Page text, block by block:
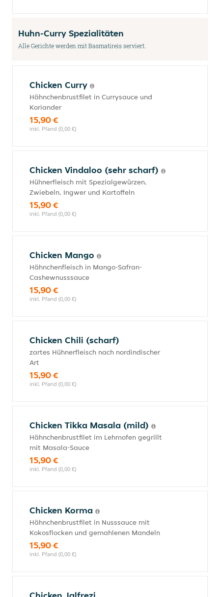
Huhn-Curry Spezialitäten
Alle Gerichte werden mit Basmatireis serviert.
Chicken Curry
Hähnchenbrustfilet in Currysauce und
Koriander
15,90 €
inkl. Pfand (0,00 €)
Chicken Vindaloo (sehr scharf)
Hühnerfleisch mit Spezialgewürzen,
Zwiebeln, Ingwer und Kartoffeln
15,90 €
inkl. Pfand (0,00 €)
Chicken Mango
Hähnchenfleisch in Mango-Safran-
Cashewnusssauce
15,90 €
inkl. Pfand (0,00 €)
Chicken Chili (scharf)
zartes Hühnerfleisch nach nordindischer
Art
15,90 €
inkl. Pfand (0,00 €)
Chicken Tikka Masala (mild)
Hähnchenbrustfilet im Lehmofen gegrillt
mit Masala-Sauce
15,90 €
inkl. Pfand (0,00 €)
Chicken Korma
Hähnchenbrustfilet in Nusssauce mit
Kokosflocken und gemahlenen Mandeln
15,90 €
inkl. Pfand (0,00 €)